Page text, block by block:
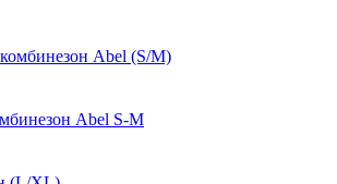
Abel S-M